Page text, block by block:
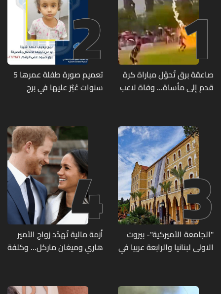
1
صاعقة برق تُحوّل مباراة كرة
قدم إلى مأساة... وفاة لاعب
2
تعميم صورة طفلة عمرها 5
سنوات عُثِرَ عليها في برج
3
"الجامعة الأميركية"- بيروت
الاولى لبنانيا والرابعة عربيا في
4
أزمة مالية تُهدّد زواج الأمير
هاري وميغان ماركل... وكلفة